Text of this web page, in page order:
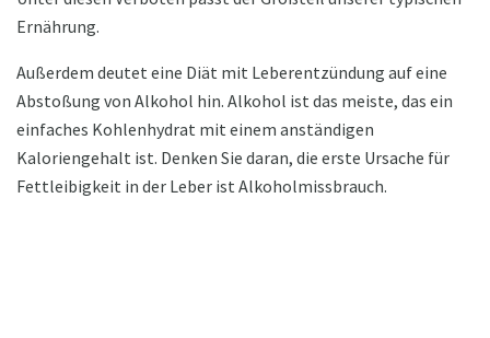
Ernährung.
Außerdem deutet eine Diät mit Leberentzündung auf eine
Abstoßung von Alkohol hin. Alkohol ist das meiste, das ein
einfaches Kohlenhydrat mit einem anständigen
Kaloriengehalt ist. Denken Sie daran, die erste Ursache für
Fettleibigkeit in der Leber ist Alkoholmissbrauch.